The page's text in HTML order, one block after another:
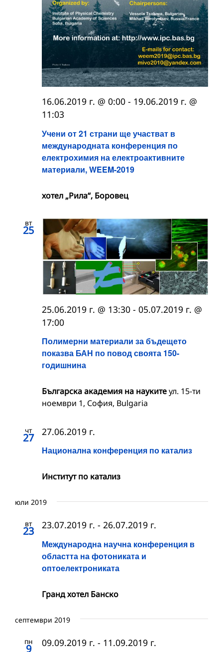
Учени от 21 страни ще участват в
международната конференция по
електрохимия на електроактивните
материaли, WEEM-2019
16.06.2019 г. @ 0:00 - 19.06.2019 г. @
11:03
хотел „Рила“, Боровец
вт
25
Полимерни материали за бъдещето
показва БАН по повод своята 150-
годишнина
25.06.2019 г. @ 13:30 - 05.07.2019 г. @
17:00
Българска академия на наукитеул. 15-ти
ноември 1, София, Bulgaria
чт
27
Национална конференция по катализ
27.06.2019 г.
Институт по катализ
юли 2019
вт
23
Международна научна конференция в
областта на фотониката и
оптоелектрониката
23.07.2019 г. - 26.07.2019 г.
Гранд хотел Банско
септември 2019
пн
9 09.09.2019 г. - 11.09.2019 г.